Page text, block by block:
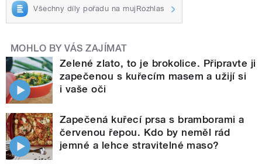
Všechny díly pořadu na mujRozhlas
MOHLO BY VÁS ZAJÍMAT
Zelené zlato, to je brokolice. Připravte ji
zapečenou s kuřecím masem a užijí si
i vaše oči
Zapečená kuřecí prsa s bramborami a
červenou řepou. Kdo by neměl rád
jemné a lehce stravitelné maso?